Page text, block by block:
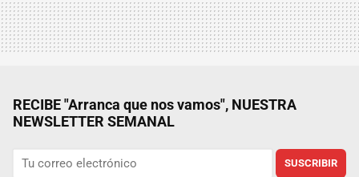
RECIBE "Arranca que nos vamos", NUESTRA
NEWSLETTER SEMANAL
SUSCRIBIR